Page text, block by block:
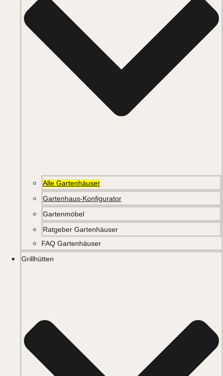
Alle Gartenhäuser
Gartenhaus-Konfigurator
Gartenmöbel
Ratgeber Gartenhäuser
FAQ Gartenhäuser
Grillhütten